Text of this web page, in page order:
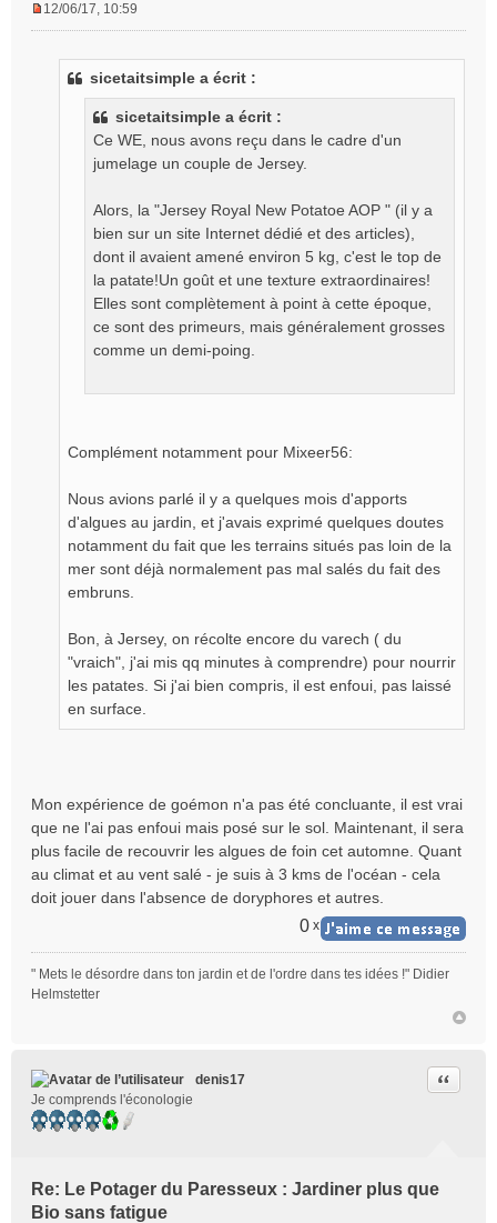
12/06/17, 10:59
sicetaitsimple a écrit :
sicetaitsimple a écrit :
Ce WE, nous avons reçu dans le cadre d'un
jumelage un couple de Jersey.
Alors, la "Jersey Royal New Potatoe AOP " (il y a
bien sur un site Internet dédié et des articles),
dont il avaient amené environ 5 kg, c'est le top de
la patate!Un goût et une texture extraordinaires!
Elles sont complètement à point à cette époque,
ce sont des primeurs, mais généralement grosses
comme un demi-poing.
Complément notamment pour Mixeer56:
Nous avions parlé il y a quelques mois d'apports
d'algues au jardin, et j'avais exprimé quelques doutes
notamment du fait que les terrains situés pas loin de la
mer sont déjà normalement pas mal salés du fait des
embruns.
Bon, à Jersey, on récolte encore du varech ( du
"vraich", j'ai mis qq minutes à comprendre) pour nourrir
les patates. Si j'ai bien compris, il est enfoui, pas laissé
en surface.
Mon expérience de goémon n'a pas été concluante, il est vrai
que ne l'ai pas enfoui mais posé sur le sol. Maintenant, il sera
plus facile de recouvrir les algues de foin cet automne. Quant
au climat et au vent salé - je suis à 3 kms de l'océan - cela
doit jouer dans l'absence de doryphores et autres.
0 x
" Mets le désordre dans ton jardin et de l'ordre dans tes idées !" Didier
Helmstetter
denis17
Je comprends l'éconologie
Re: Le Potager du Paresseux : Jardiner plus que
Bio sans fatigue
Citer